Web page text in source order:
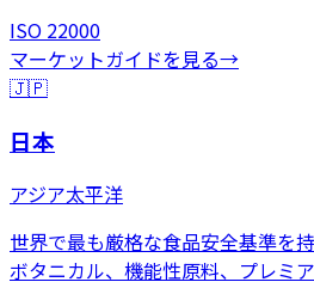
ISO 22000
マーケットガイドを見る→
🇯🇵
日本
アジア太平洋
世界で最も厳格な食品安全基準を
ボタニカル、機能性原料、プレミ